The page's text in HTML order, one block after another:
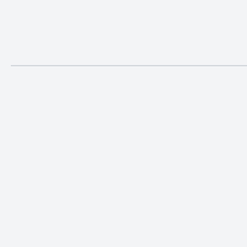
opens in new